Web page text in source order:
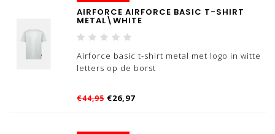
AIRFORCE AIRFORCE BASIC T-SHIRT
METAL\WHITE
Airforce basic t-shirt metal met logo in witte
letters op de borst
€44,95 €26,97